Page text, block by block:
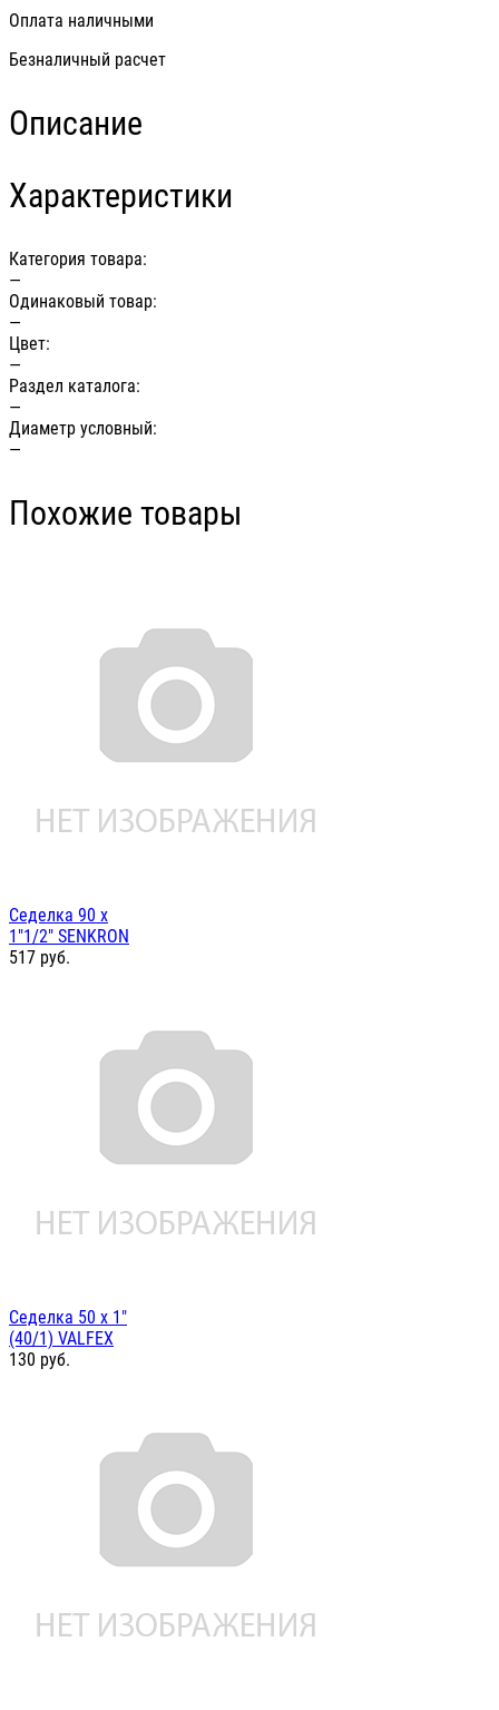
Оплата наличными
Безналичный расчет
Описание
Характеристики
Категория товара:
—
Одинаковый товар:
—
Цвет:
—
Раздел каталога:
—
Диаметр условный:
—
Похожие товары
Седелка 90 х
1"1/2" SENKRON
517 руб.
Седелка 50 х 1"
(40/1) VALFEX
130 руб.